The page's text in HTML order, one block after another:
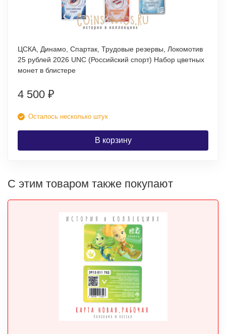
ЦСКА, Динамо, Спартак, Трудовые резервы, Локомотив
25 рублей 2026 UNC (Российский спорт) Набор цветных
монет в блистере
4 500 ₽
Осталось несколько штук
В корзину
С этим товаром также покупают